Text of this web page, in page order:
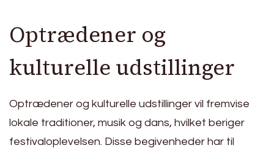
Optrædener og
kulturelle udstillinger
Optrædener og kulturelle udstillinger vil fremvise
lokale traditioner, musik og dans, hvilket beriger
festivaloplevelsen. Disse begivenheder har til